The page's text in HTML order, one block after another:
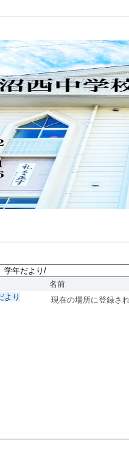
より
名前
現在の場所に登録さ